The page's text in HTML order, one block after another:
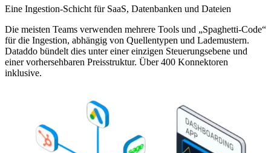
Eine Ingestion-Schicht für SaaS, Datenbanken und Dateien
Die meisten Teams verwenden mehrere Tools und „Spaghetti-Code“
für die Ingestion, abhängig von Quellentypen und Lademustern.
Dataddo bündelt dies unter einer einzigen Steuerungsebene und
einer vorhersehbaren Preisstruktur. Über 400 Konnektoren
inklusive.